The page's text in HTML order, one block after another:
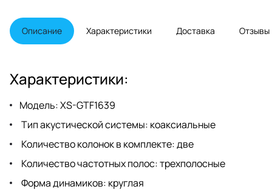
Описание Характеристики Доставка Отзывы
Характеристики:
Модель: XS-GTF1639
Тип акустической системы: коаксиальные
Количество колонок в комплекте: две
Количество частотных полос: трехполосные
Форма динамиков: круглая